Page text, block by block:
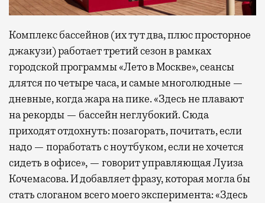
Комплекс бассейнов (их тут два, плюс просторное
джакузи) работает третий сезон в рамках
городской программы «Лето в Москве», сеансы
длятся по четыре часа, и самые многолюдные —
дневные, когда жара на пике. «Здесь не плавают
на рекорды — бассейн неглубокий. Сюда
приходят отдохнуть: позагорать, почитать, если
надо — поработать с ноутбуком, если не хочется
сидеть в офисе», — говорит управляющая Луиза
Кочемасова. И добавляет фразу, которая могла бы
стать слоганом всего моего эксперимента: «Здесь